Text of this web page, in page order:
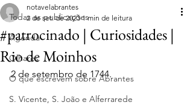
Todas as publicações
Agenda
Olhares
O que escrevem sobre Abrantes
S. Vicente, S. João e Alferrarede
#patrocinado | Curiosidades |
Rio de Moinhos
notavelabrantes
2 de set. de 2023 1 min de leitura
2 de setembro de 1744.